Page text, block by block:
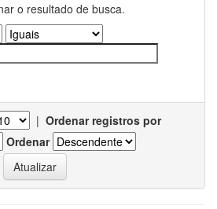
o resultado de busca.
| Ordenar registros por
Ordenar